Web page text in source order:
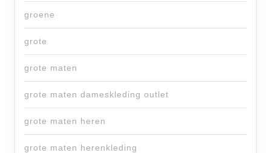
groene
grote
grote maten
grote maten dameskleding outlet
grote maten heren
grote maten herenkleding